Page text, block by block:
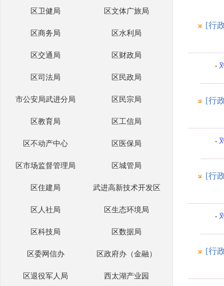
区卫健局 区文体广旅局
区商务局 区水利局
区交通局 区财政局
区司法局 区民政局
市公安局武进分局 区民宗局
区教育局 区工信局
区不动产中心 区医保局
区市场监督管理局 区城管局
区住建局 武进高新技术开发区
区人社局 区生态环境局
区科技局 区数据局
区委网信办 区政府办（金融）
区退役军人局 西太湖产业园
[行
[行
[行
[行